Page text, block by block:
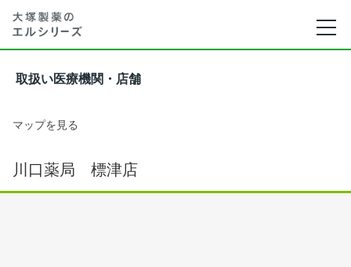
取扱い医療機関・店舗
マップを見る
川口薬局 標津店